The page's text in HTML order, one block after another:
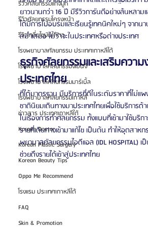
รีวิวศัลยกรรมแก้จมูก
รีวิวศัลยกรรมโครงหน้า
รีวิวเกลี่ยไขมันใต้ตา
โรงพยาบาลศัลยกรรม ประเทศเกาหลีใต้
โรงพยาบาลศัลยกรรมจีเอ็นจี
โรงพยาบาลศัลยกรรมมาร์เบิ้ล
โรงพยาบาลศัลยกรรมเกาหลี
ข่าวสาร ประเทศเกาหลีใต้
Korean Doctor
Korean Plastic Surgery
Korean Beauty Tips
Oppa Me Recommend
โรงแรม ประเทศเกาหลีใต้
FAQ
Skin & Promotion
ยาวนานกว่า 16 ปี มีรีวิวการันตีอย่างล้นหลา
ได้มีการไปอบรมและเรียนรู้เทคนิคใหม่ๆ จากน
สม่ำเสมอ ไม่ว่าจะในประเทศหรือต่างประเทศ
ธุรกิจศัลยกรรมและเสริมควา
ประเทศไทย
ที่ได้มาตรฐาน มีบริการที่ดีในระดับราคาที่ไม่แ
ชาตินิยมเดินทางมาประเทศไทยเพื่อใช้บริการด้
ในเรื่องการทำศัลยกรรม ทั้งแบบที่เข้ามาใช้บริ
รายที่เดินทางเข้ามาแก้ไข เป็นต้น ทำให้อุตสาห
พยาบาลศัลยกรรมไอดีแอล (IDL HOSPITAL) เ
ช่วยดึงรายได้เข้าสู่ประเทศไทย